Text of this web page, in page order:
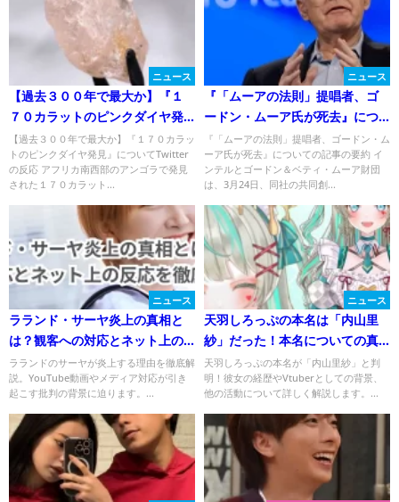
ニュース
【過去３００年で最大か】『１
７０カラットのピンクダイヤ発
見』についてTwitterの反応
【過去３００年で最大か】『１７０カラッ
トのピンクダイヤ発見』についてTwitter
の反応 アフリカ南西部のアンゴラで発見
された１７０カラット...
ニュース
『「ムーアの法則」提唱者、ゴ
ードン・ムーア氏が死去』につ
いてTwitterの反応
『「ムーアの法則」提唱者、ゴードン・ム
ーア氏が死去』についての記事の要約 イ
ンテルとゴードン＆ベティ・ムーア財団
は、3月24日、同社の共同創...
ニュース
ラランド・サーヤ炎上の真相と
は？観客への対応とネット上の
反応を徹底解説！
ラランドのサーヤが炎上する理由を徹底解
説。YouTube動画やメディア対応が引き
起こす批判の背景に迫ります。...
ニュース
天羽しろっぷの本名は「内山里
紗」だった！本名についての真
実とは？
天羽しろっぷの本名が「内山里紗」と判
明！彼女の経歴やVtuberとしての背景、
他の活動について詳しく解説します。...